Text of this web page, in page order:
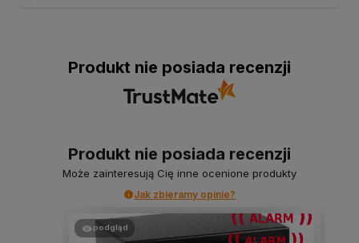
Produkt nie posiada recenzji
Produkt nie posiada recenzji
Może zainteresują Cię inne ocenione produkty
Jak zbieramy opinie?
podgląd